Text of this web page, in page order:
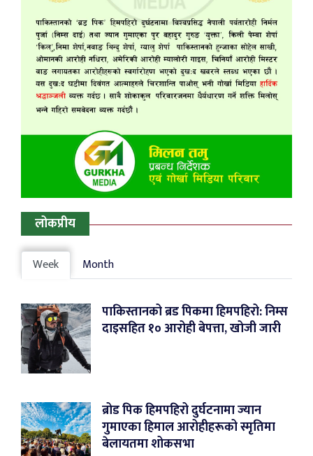
लोकप्रीय
Week Month
पाकिस्तानको ब्रड पिकमा हिमपहिरो: निम्स
दाइसहित १० आरोही बेपत्ता, खोजी जारी
ब्रोड पिक हिमपहिरो दुर्घटनामा ज्यान
गुमाएका हिमाल आरोहीहरूको स्मृतिमा
बेलायतमा शोकसभा